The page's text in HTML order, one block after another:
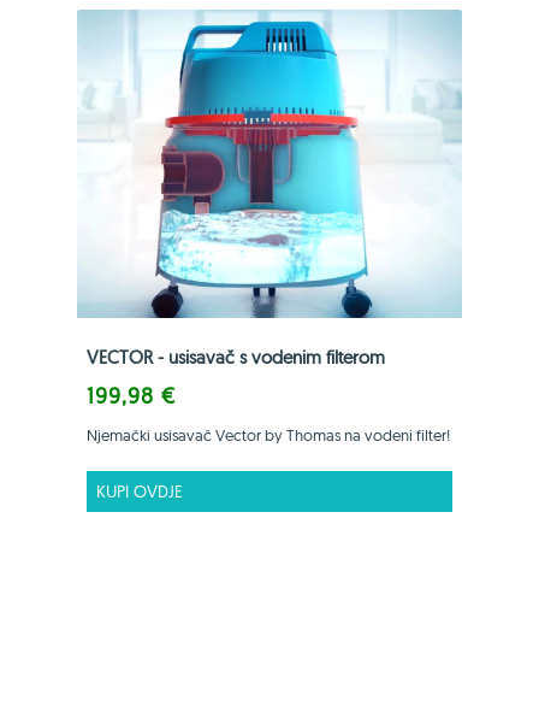
VECTOR - usisavač s vodenim filterom
199,98 €
Njemački usisavač Vector by Thomas na vodeni filter!
KUPI OVDJE